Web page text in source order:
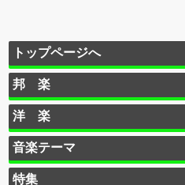
トップページへ
邦 楽
洋 楽
音楽テーマ
特集